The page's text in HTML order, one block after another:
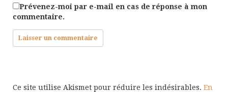
Prévenez-moi par e-mail en cas de réponse à mon
commentaire.
Ce site utilise Akismet pour réduire les indésirables. En